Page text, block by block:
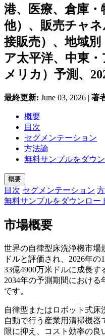
港、医療、倉庫
他）、販売チャ
接販売）、地域
ア太平洋、中東
メリカ）予測、
最終更新: June 03, 2026 | 著
概要
目次
セグメンテーション
方法論
無料サンプルをダウ
概要
目次 セグメンテーション
無料サンプルをダウンロー
市場概要
世界の自律型床洗浄機市場
ドルと評価され、2026年の
33億4900万米ドルに成長す
2034年の予測期間における
です。
自律型またはロボット式床
自動で行う産業用清掃機
限に抑え、コスト効率の良